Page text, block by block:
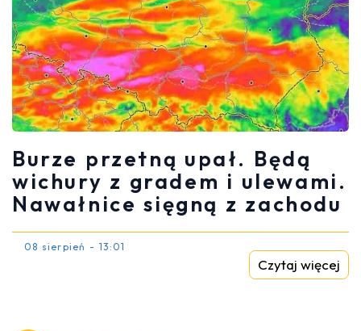
Burze przetną upał. Będą
wichury z gradem i ulewami.
Nawałnice sięgną z zachodu
08 sierpień - 13:01
Czytaj więcej